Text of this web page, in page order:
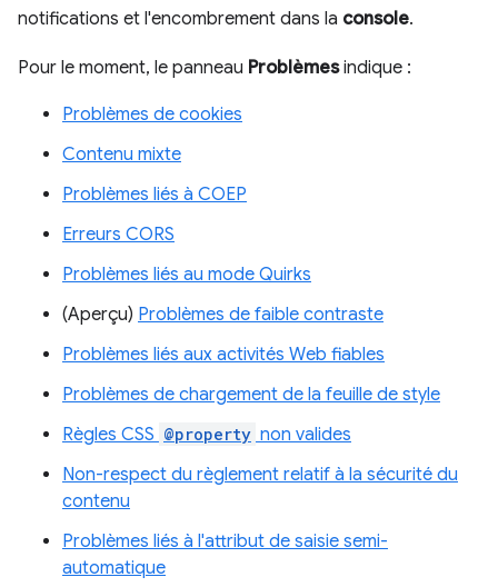
notifications et l'encombrement dans la console.
Pour le moment, le panneau Problèmesindique :
Problèmes de cookies
Contenu mixte
Problèmes liés à COEP
Erreurs CORS
Problèmes liés au mode Quirks
(Aperçu) Problèmes de faible contraste
Problèmes liés aux activités Web fiables
Problèmes de chargement de la feuille de style
Règles CSS @property non valides
Non-respect du règlement relatif à la sécurité du
contenu
Problèmes liés à l'attribut de saisie semi-
automatique